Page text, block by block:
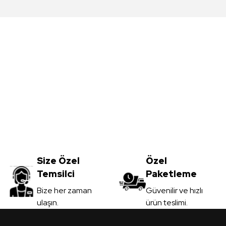
Gönder
3.450,00TL
KDV Dahil
Sipariş Ver
Size Özel
Temsilci
Bize her zaman
ulaşın.
Özel
Paketleme
Güvenilir ve hızlı
ürün teslimi.